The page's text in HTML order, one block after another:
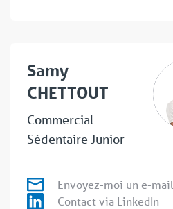
Samy
CHETTOUT
Commercial
Sédentaire Junior
Envoyez-moi un e-mail
Contact via LinkedIn